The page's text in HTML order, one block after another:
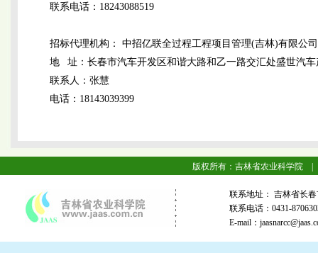
联系电话：18243088519
招标代理机构： 中招亿联全过程工程项目管理(吉林)有限公司
地 址：长春市汽车开发区和谐大路和乙一路交汇处盛世汽车
联系人：张慧
电话：18143039399
版权所有：吉林省农业科学院 |
联系地址： 吉林省
联系电话：0431-
E-mail：